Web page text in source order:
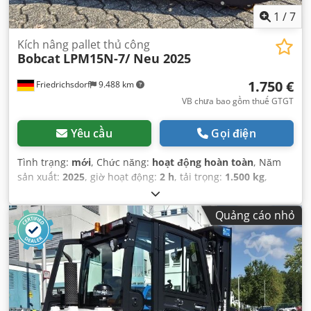
1 /7
Friedrichsdorf 9.488 km
Kích nâng pallet thủ công
Bobcat LPM15N-7/ Neu 2025
1.750 €
VB chưa bao gồm thuế GTGT
Yêu cầu Gọi điện
Tình trạng: mới, Chức năng: hoạt động hoàn toàn, Năm
sản xuất: 2025, giờ hoạt động: 2 h, tải trọng: 1.500 kg,
, loại nhiên liệu:
xây dựng:1.160 mm, chiều dài càng:1.150 mm, trọng
lượng không tải:123 kg, tổng chiều dài:1.530 mm , loại
truyền động:Elektro, chiều rộng xây dựng:540 mm,
Quảng cáo nhỏ